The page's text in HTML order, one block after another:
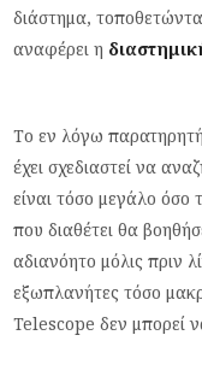
διάστημα,
αναφέρει η
Το εν λόγω
έχει σχεδιαστεί να
είναι τόσο μεγάλο
που διαθέτει θα
αδιανόητο μόλις πριν
εξωπλανήτες τόσο
Telescope δεν μπορεί